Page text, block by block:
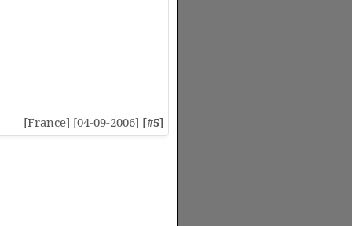
[France] [04-09-2006] [#5]